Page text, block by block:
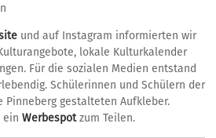
und auf Instagram informierten wir
lokale Kulturkalender
Für die sozialen Medien entstand
Schülerinnen und Schülern der
Pinneberg gestalteten Aufkleber.
ein Werbespotzum Teilen.